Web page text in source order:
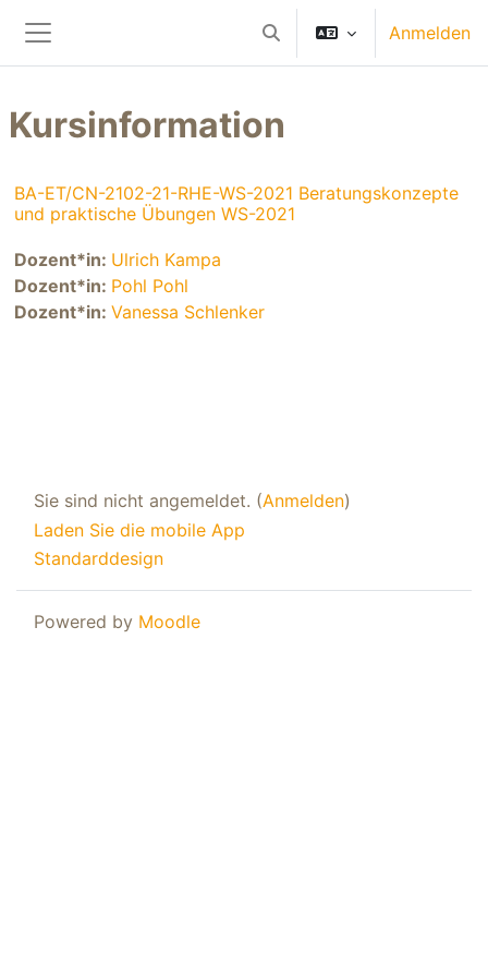
Website-Übersicht
Sucheingabe umschalten
Anmelden
Kursinformation
BA-ET/CN-2102-21-RHE-WS-2021 Beratungskonzepte
und praktische Übungen WS-2021
Dozent*in: Ulrich Kampa
Dozent*in: Pohl Pohl
Dozent*in: Vanessa Schlenker
Sie sind nicht angemeldet. (Anmelden)
Laden Sie die mobile App
Standarddesign
Powered by Moodle